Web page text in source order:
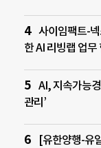
사이임팩트-
한 AI 리빙랩 업무
AI, 지속가능
관리’
[유한양행-유